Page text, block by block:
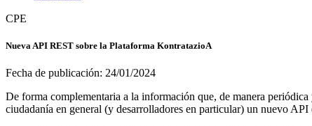
CPE
Nueva API REST sobre la Plataforma KontratazioA
Fecha de publicación: 24/01/2024
De forma complementaria a la información que, de manera
ciudadanía en general (y desarrolladores en particular) un nuevo